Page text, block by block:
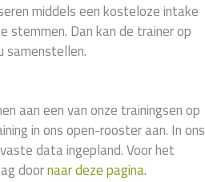
middels een kosteloze intake
Dan kan de trainer op
samenstellen.
aan een van onze trainingsen op
in ons open-rooster aan. In ons
data ingepland. Voor het
doornaar deze pagina.